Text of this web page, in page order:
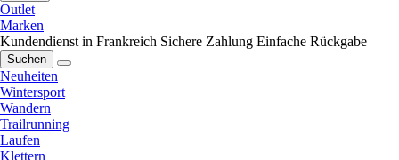
Outlet
Marken
Kundendienst in Frankreich Sichere Zahlung Einfache Rückgabe
Suchen
Neuheiten
Wintersport
Wandern
Trailrunning
Laufen
Klettern